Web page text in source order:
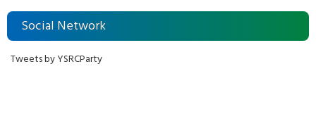
Social Network
Tweets by YSRCParty